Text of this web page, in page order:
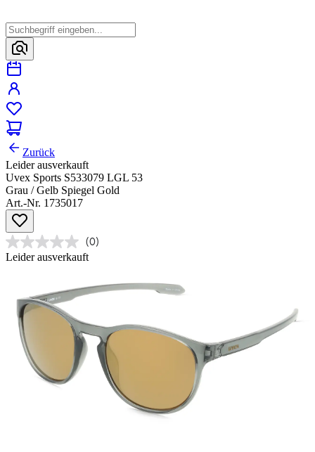
Zurück
Leider ausverkauft
Uvex Sports S533079 LGL 53
Grau / Gelb Spiegel Gold
Art.-Nr. 1735017
(0)
Leider ausverkauft